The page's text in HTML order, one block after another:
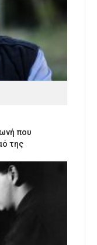
που
της